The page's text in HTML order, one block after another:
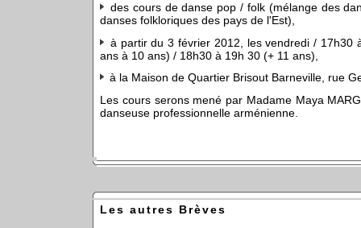
des cours de danse pop /­ folk (mélange des
danses folkloriques des pays de l'Est),
à partir du 3 février 2012, les vendredi / 17h30
ans à 10 ans) / 18h30 à 19h 30 (+ 11 ans),
à la Maison de Quartier Brisout Barneville, rue
Les cours serons mené par Madame Maya
danseuse professionnelle arménienne.
Les autres Brèves